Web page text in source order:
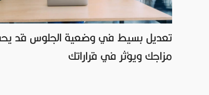
تعديل بسيط في وضعية الجلوس قد
مزاجك ويؤثر في قراراتك